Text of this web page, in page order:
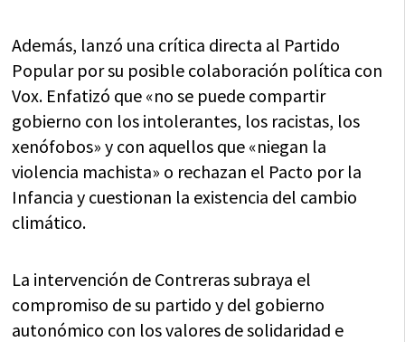
Además, lanzó una crítica directa al Partido
Popular por su posible colaboración política con
Vox. Enfatizó que «no se puede compartir
gobierno con los intolerantes, los racistas, los
xenófobos» y con aquellos que «niegan la
violencia machista» o rechazan el Pacto por la
Infancia y cuestionan la existencia del cambio
climático.
La intervención de Contreras subraya el
compromiso de su partido y del gobierno
autonómico con los valores de solidaridad e